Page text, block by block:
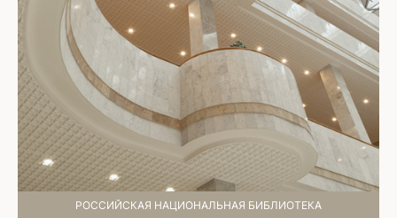
РОССИЙСКАЯ НАЦИОНАЛЬНАЯ БИБЛИОТЕКА